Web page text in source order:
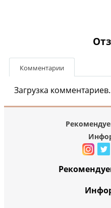
Комментарии
Загрузка